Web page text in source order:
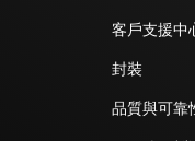
客戶支援中
封裝
品質與可靠